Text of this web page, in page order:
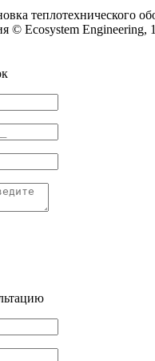
теплотехнического
© Ecosystem Engineering,